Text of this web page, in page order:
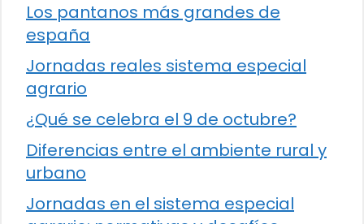
Los pantanos más grandes de
españa
Jornadas reales sistema especial
agrario
¿Qué se celebra el 9 de octubre?
Diferencias entre el ambiente rural y
urbano
Jornadas en el sistema especial